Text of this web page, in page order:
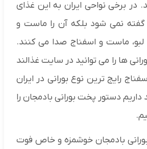
در برخی نواحی ایران به این غذای
گفته نمی شود بلکه آن را ماست و
ماست و اسفناج صدا می کنند.
ها را می توانید در سایت غذالند
رایج ترین نوع بورانی در ایران
دستور پخت بورانی بادمجان را
بورانی بادمجان خوشمزه و خاص فوت